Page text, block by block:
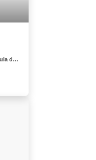
Inspire-se para viajar a Portugal com este guia de alto nível Escondido no canto mais sudoeste do continente, Portugal é um...